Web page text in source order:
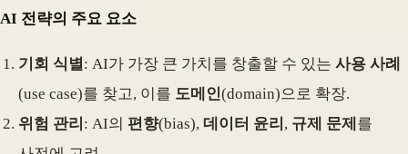
AI 전략의 주요 요소
기회 식별: AI가 가장 큰 가치를 창출할 수 있는 사용 사례
(use case)를 찾고, 이를 도메인(domain)으로 확장.
위험 관리 : AI의 편향(bias), 데이터 윤리 , 규제 문제 를